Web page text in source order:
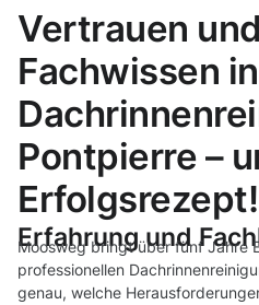
Vertrauen und
Fachwissen
Pontpierre –
Erfolgsrezept!
Erfahrung und
Moosweg bringt über fünf Jahre
professionellen
genau, welche